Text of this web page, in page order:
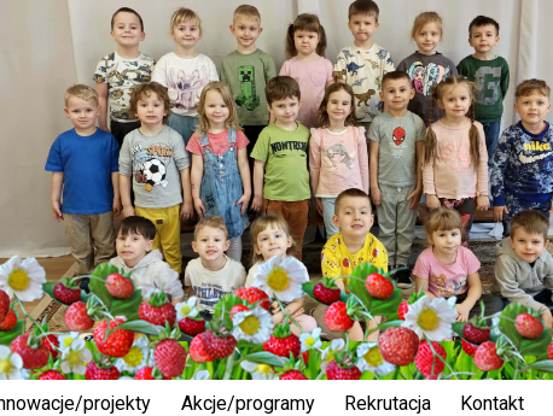
projekty Akcje/programy Rekrutacja Kontakt